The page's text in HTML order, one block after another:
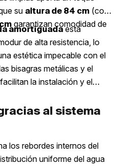
su altura de 84 cm (con
garantizan comodidad de
amortiguadaestá
de alta resistencia, lo
estética impecable con el
bisagras metálicas y el
la instalación y el
al sistema
los rebordes internos del
uniforme del agua